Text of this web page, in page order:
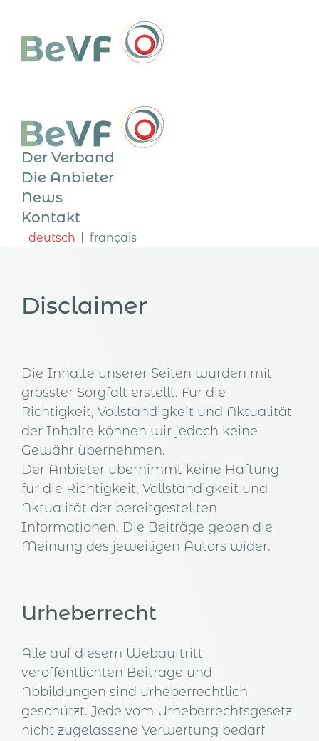
Der Verband
Die Anbieter
News
Kontakt
deutsch français
Disclaimer
Die Inhalte unserer Seiten wurden mit
grösster Sorgfalt erstellt. Für die
Richtigkeit, Vollständigkeit und Aktualität
der Inhalte können wir jedoch keine
Gewähr übernehmen.
Der Anbieter übernimmt keine Haftung
für die Richtigkeit, Vollständigkeit und
Aktualität der bereitgestellten
Informationen. Die Beiträge geben die
Meinung des jeweiligen Autors wider.
Urheberrecht
Alle auf diesem Webauftritt
veröffentlichten Beiträge und
Abbildungen sind urheberrechtlich
geschützt. Jede vom Urheberrechtsgesetz
nicht zugelassene Verwertung bedarf